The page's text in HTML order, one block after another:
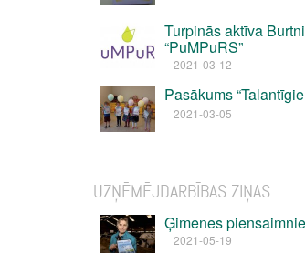
Turpinās aktīva
“PuMPuRS”
2021-03-12
Pasākums
2021-03-05
UZŅĒMĒJDARBĪBAS ZIŅAS
Ģimenes
2021-05-19